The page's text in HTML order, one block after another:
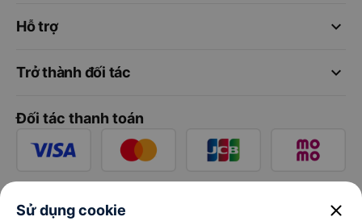
keyboard_arrow_down
Hỗ trợ
keyboard_arrow_down
Trở thành đối tác
Đối tác thanh toán
Sử dụng cookie close